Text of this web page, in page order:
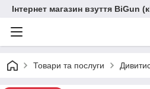
Інтернет магазин взуття BiGun
Товари та послуги